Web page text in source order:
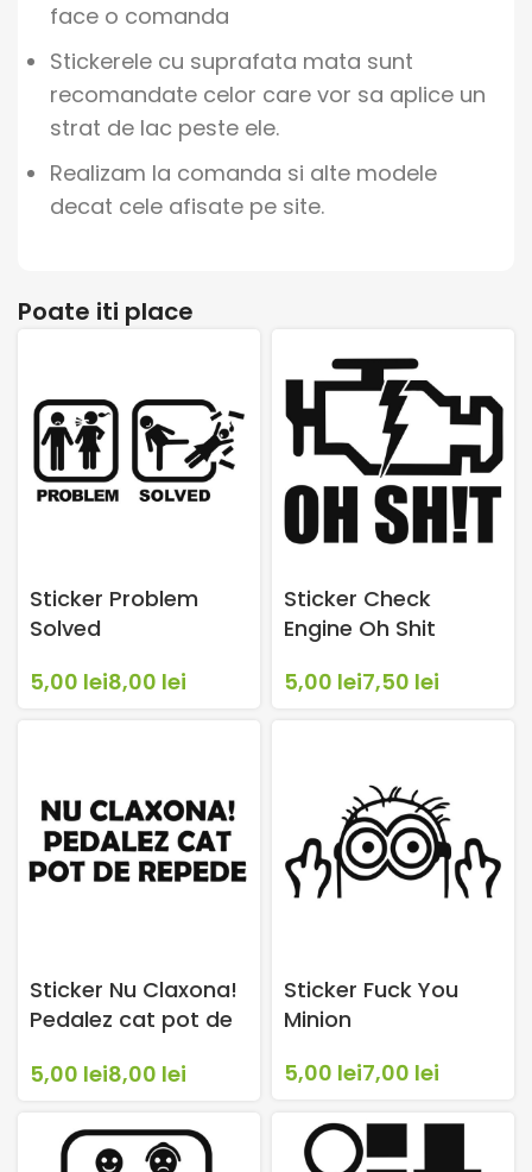
face o comanda
Stickerele cu suprafata mata sunt
recomandate celor care vor sa aplice un
strat de lac peste ele.
Realizam la comanda si alte modele
decat cele afisate pe site.
Poate iti place
Sticker Problem
Solved
lei
lei
Sticker Check
Engine Oh Shit
lei
lei
Sticker Nu Claxona!
Pedalez cat pot de
lei
lei
Sticker Fuck You
Minion
lei
lei